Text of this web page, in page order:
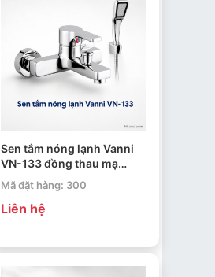
Sen tắm nóng lạnh Vanni
VN-133 đồng thau mạ
crome
Mã đặt hàng: 300
Liên hệ